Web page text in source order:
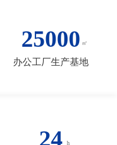
25000
办公工厂生产基地
24